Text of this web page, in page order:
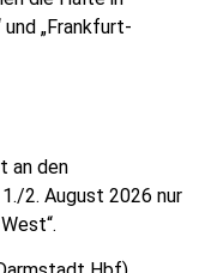
„Frankfurt-
an den
2. August 2026 nur